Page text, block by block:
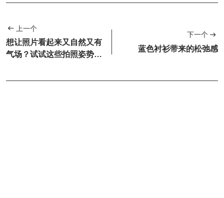
上一个
想让照片看起来又自然又有
气场？试试这些拍照姿势，
下一个
蓝色衬衫带来的松弛感